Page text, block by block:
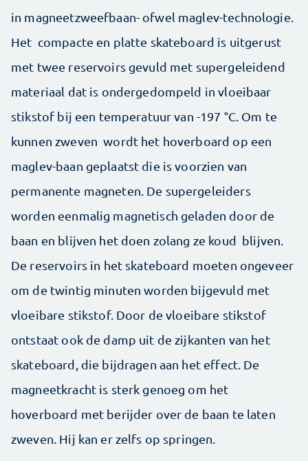
in magneetzweefbaan- ofwel maglev-technologie.
Het compacte en platte skateboard is uitgerust
met twee reservoirs gevuld met supergeleidend
materiaal dat is ondergedompeld in vloeibaar
stikstof bij een temperatuur van -197 °C. Om te
kunnen zweven wordt het hoverboard op een
maglev-baan geplaatst die is voorzien van
permanente magneten. De supergeleiders
worden eenmalig magnetisch geladen door de
baan en blijven het doen zolang ze koud blijven.
De reservoirs in het skateboard moeten ongeveer
om de twintig minuten worden bijgevuld met
vloeibare stikstof. Door de vloeibare stikstof
ontstaat ook de damp uit de zijkanten van het
skateboard, die bijdragen aan het effect. De
magneetkracht is sterk genoeg om het
hoverboard met berijder over de baan te laten
zweven. Hij kan er zelfs op springen.